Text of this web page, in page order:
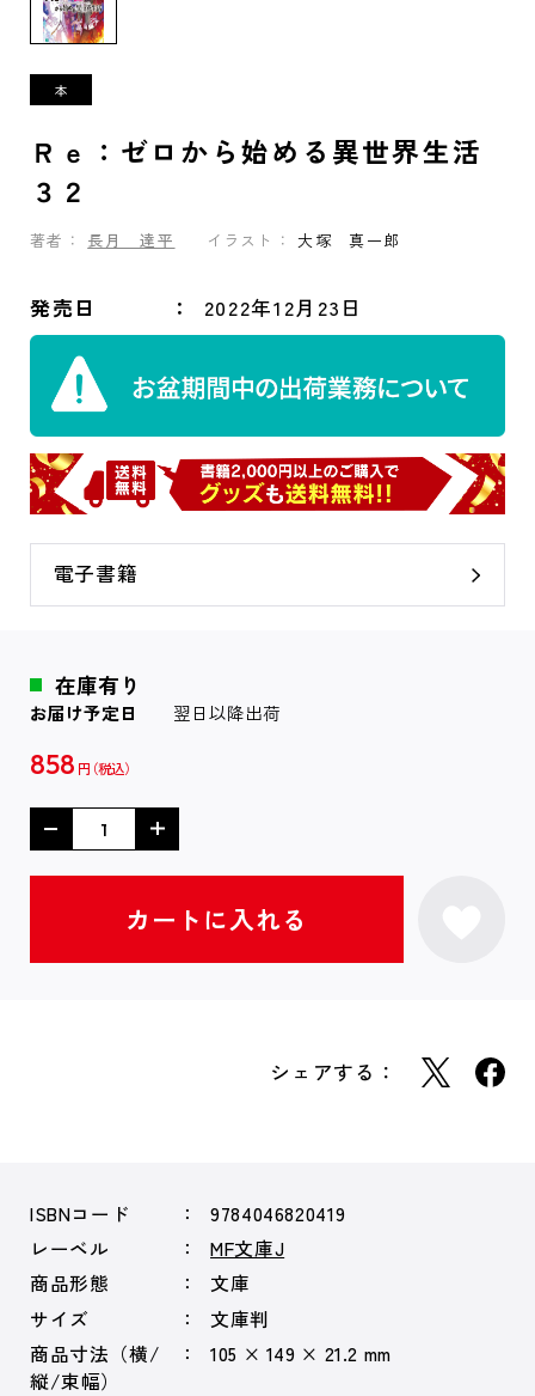
Ｒｅ：ゼロから始める異世界生活
３２
著者： 長月 達平 イラスト： 大塚 真一郎
発売日 2022年12月23日
電子書籍
在庫有り
お届け予定日 翌日以降出荷
858 円
シェアする：
ISBNコード
9784046820419
レーベル
MF文庫J
商品形態
文庫
サイズ
文庫判
商品寸法（横/
縦/束幅）
105 × 149 × 21.2 mm